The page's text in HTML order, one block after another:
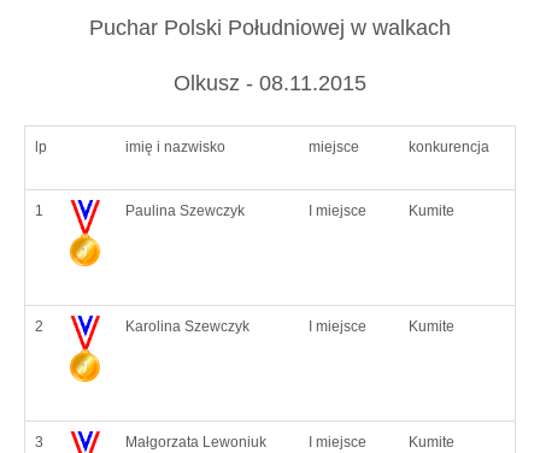
Puchar Polski Południowej w walkach
Olkusz - 08.11.2015
lp imię i nazwisko miejsce konkurencja
1 Paulina Szewczyk I miejsce Kumite
2 Karolina Szewczyk I miejsce Kumite
3 Małgorzata Lewoniuk I miejsce Kumite